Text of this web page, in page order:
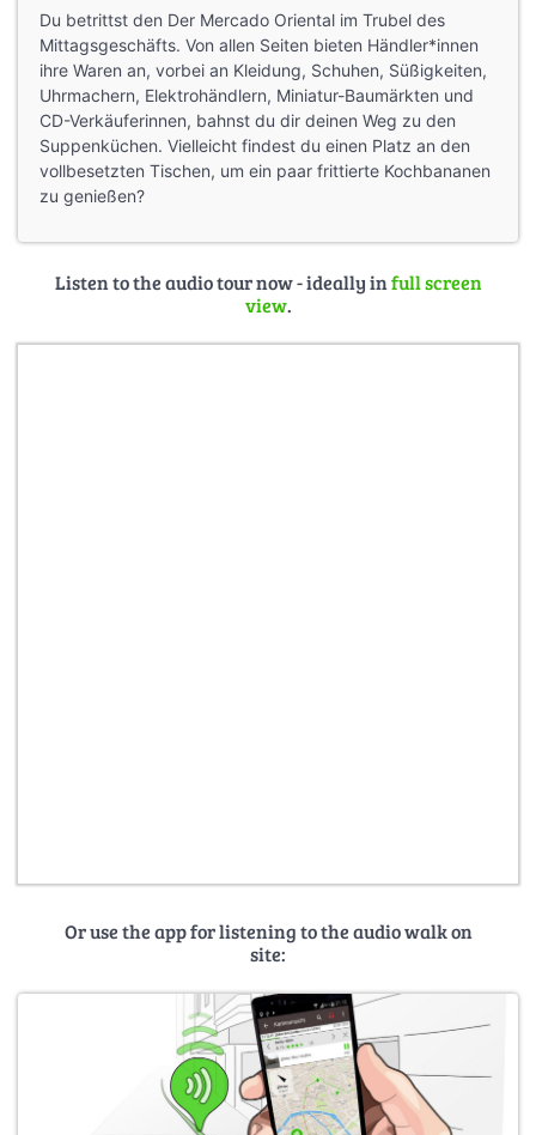
Du betrittst den Der Mercado Oriental im Trubel des
Mittagsgeschäfts. Von allen Seiten bieten Händler*innen
ihre Waren an, vorbei an Kleidung, Schuhen, Süßigkeiten,
Uhrmachern, Elektrohändlern, Miniatur-Baumärkten und
CD-Verkäuferinnen, bahnst du dir deinen Weg zu den
Suppenküchen. Vielleicht findest du einen Platz an den
vollbesetzten Tischen, um ein paar frittierte Kochbananen
zu genießen?
Listen to the audio tour now - ideally infull screen
view.
Or use the app for listening to the audio walk on
site: